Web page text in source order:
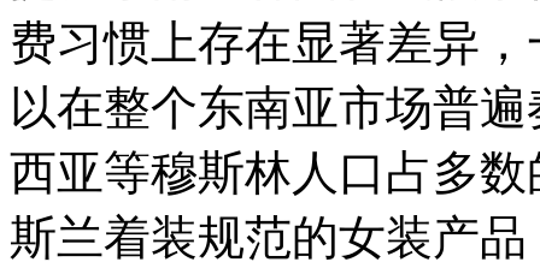
费习惯上存在显著差异
以在整个东南亚市场普
西亚等穆斯林人口占多
斯兰着装规范的女装产